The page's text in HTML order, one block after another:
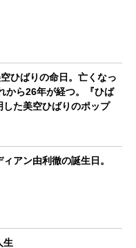
ひばりの命日。亡くなっ
から26年が経つ。『ひば
した美空ひばりのポップ
アン由利徹の誕生日。
生